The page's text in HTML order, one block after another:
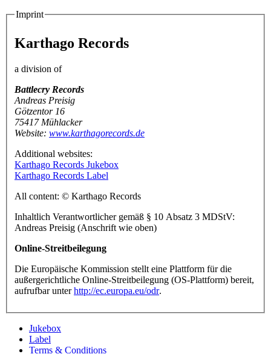
Imprint
Karthago Records
a division of
Battlecry Records
Andreas Preisig
Götzentor 16
75417 Mühlacker
Website: www.karthagorecords.de
Additional websites:
Karthago Records Jukebox
Karthago Records Label
All content: © Karthago Records
Inhaltlich Verantwortlicher gemäß § 10 Absatz 3 MDStV:
Andreas Preisig (Anschrift wie oben)
Online-Streitbeilegung
Die Europäische Kommission stellt eine Plattform für die
außergerichtliche Online-Streitbeilegung (OS-Plattform) bereit,
aufrufbar unterhttp://ec.europa.eu/odr.
Jukebox
Label
Terms & Conditions